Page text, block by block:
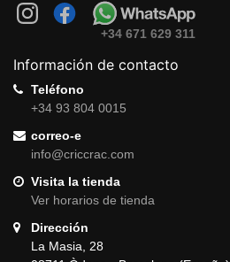
+34 671 629 311
Información de contacto
Teléfono
+34 93 804 0015
correo-e
info@criccrac.com
Visita la tienda
Ver horarios de tienda
Dirección
La Masia, 28